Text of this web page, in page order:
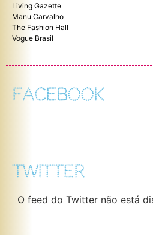
Living Gazette
Manu Carvalho
The Fashion Hall
Vogue Brasil
FACEBOOK
TWITTER
O feed do Twitter não está